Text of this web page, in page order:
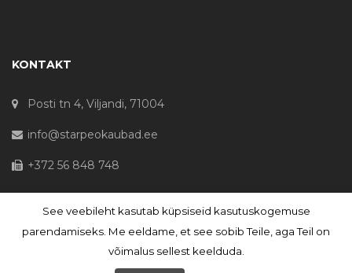
KONTAKT
Posti tn 4, Viljandi, 71004
info@starpeokaubad.ee
+372 56 848 748
© Haljaste OÜ 2020 - Registrikood 10645867
See veebileht kasutab küpsiseid kasutuskogemuse
parendamiseks. Me eeldame, et see sobib Teile, aga Teil on
võimalus sellest keelduda.